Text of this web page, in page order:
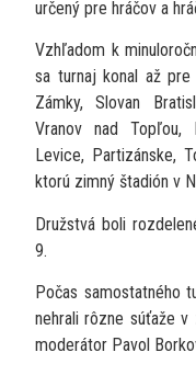
určený pre hráčov a
Vzhľadom k
sa turnaj konal až
Zámky, Slovan
Vranov nad Topľou,
Levice, Partizánske,
ktorú zimný štadión v
Družstvá boli
9.
Počas samostatného
nehrali rôzne súťaže
moderátor Pavol